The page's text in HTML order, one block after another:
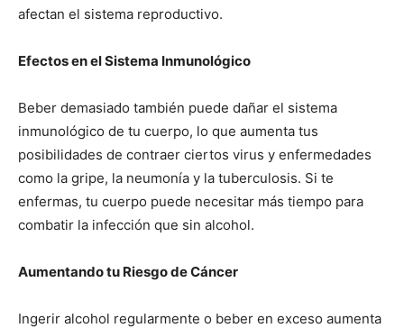
afectan el sistema reproductivo.
Efectos en el Sistema Inmunológico
Beber demasiado también puede dañar el sistema
inmunológico de tu cuerpo, lo que aumenta tus
posibilidades de contraer ciertos virus y enfermedades
como la gripe, la neumonía y la tuberculosis. Si te
enfermas, tu cuerpo puede necesitar más tiempo para
combatir la infección que sin alcohol.
Aumentando tu Riesgo de Cáncer
Ingerir alcohol regularmente o beber en exceso aumenta